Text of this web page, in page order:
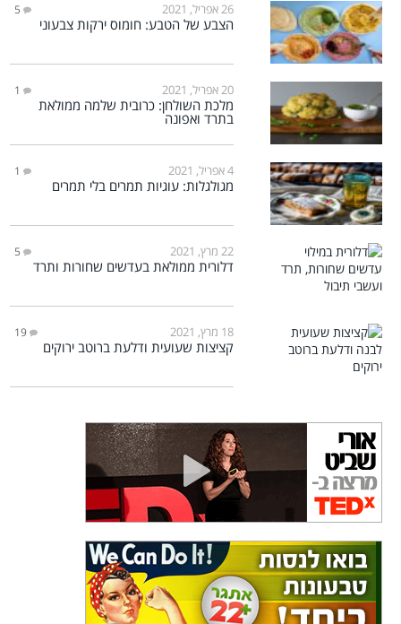
26 אפריל, 2021 5
הצבע של הטבע: חומוס ירקות צבעוני
20 אפריל, 2021 1
מלכת השולחן: כרובית שלמה ממולאת
בתרד ואפונה
4 אפריל, 2021 1
מגולגלות: עוגיות תמרים בלי תמרים
22 מרץ, 2021 5
דלורית ממולאת בעדשים שחורות ותרד
18 מרץ, 2021 19
קציצות שעועית ודלעת ברוטב ירוקים